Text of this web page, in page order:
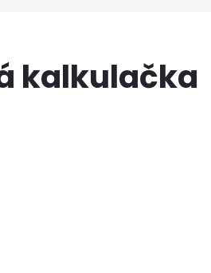
kalkulačka